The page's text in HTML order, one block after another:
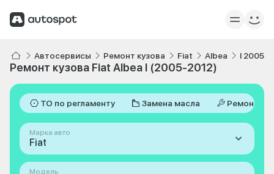
Автосервисы Ремонт кузова Fiat Albea I 2005-
Ремонт кузова Fiat Albea I (2005-2012)
ТО по регламенту Замена масла Ремонт
Марка авто
Fiat
Модель